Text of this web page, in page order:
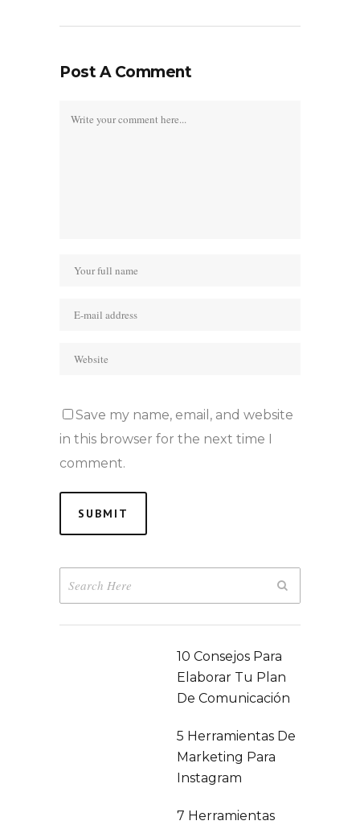
Post A Comment
Save my name, email, and website
in this browser for the next time I
comment.
10 Consejos Para
Elaborar Tu Plan
De Comunicación
5 Herramientas De
Marketing Para
Instagram
7 Herramientas